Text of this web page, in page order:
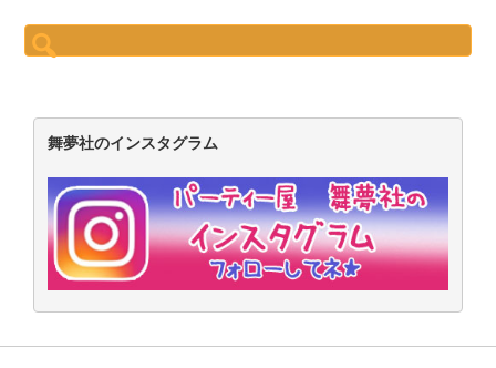
検
索:
舞夢社のインスタグラム